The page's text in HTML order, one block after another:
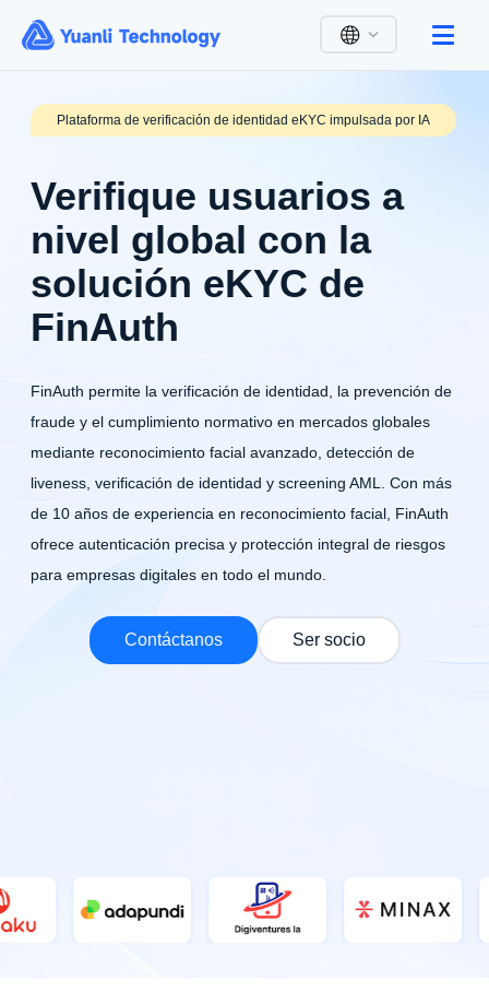
English
Español
Français
Bahasa Indonesia
ไทย
中文
Plataforma de verificación de identidad eKYC impulsada por IA
Verifique usuarios a
nivel global con la
solución eKYC de
FinAuth
FinAuth permite la verificación de identidad, la prevención de
fraude y el cumplimiento normativo en mercados globales
mediante reconocimiento facial avanzado, detección de
liveness, verificación de identidad y screening AML. Con más
de 10 años de experiencia en reconocimiento facial, FinAuth
ofrece autenticación precisa y protección integral de riesgos
para empresas digitales en todo el mundo.
Contáctanos Ser socio